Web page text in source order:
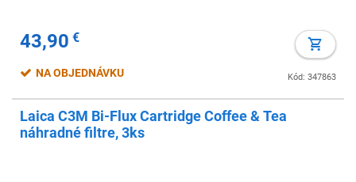
43,90 €
Kód: 347863
NA OBJEDNÁVKU
Laica C3M Bi-Flux Cartridge Coffee & Tea
náhradné filtre, 3ks